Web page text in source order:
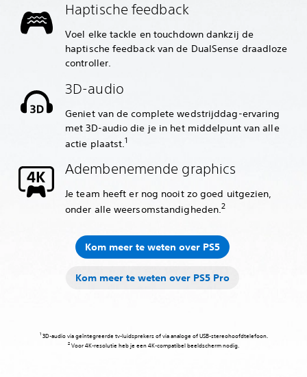
Haptische feedback
Voel elke tackle en touchdown dankzij de
haptische feedback van de DualSense draadloze
controller.
‎3D-audio
Geniet van de complete wedstrijddag-ervaring
met 3D-audio die je in het middelpunt van alle
actie plaatst. 1
Adembenemende graphics
Je team heeft er nog nooit zo goed uitgezien,
onder alle weersomstandigheden.2
Kom meer te weten over PS5
Kom meer te weten over PS5 Pro
‎3D-audio via geïntegreerde tv-luidsprekers of via analoge of USB-stereohoofdtelefoon.
‎ Voor 4K-resolutie heb je een 4K-compatibel beeldscherm nodig.‎